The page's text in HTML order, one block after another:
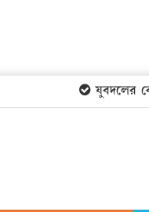
যুবদলের